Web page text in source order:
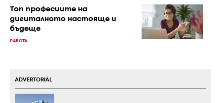
Топ професиите на
дигиталното настояще и
бъдеще
РАБОТА
ADVERTORIAL